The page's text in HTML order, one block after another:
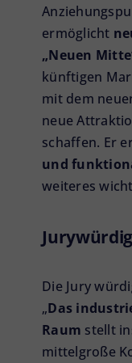
ermöglicht
„Neuen
künftigen
mit dem
neue
schaffen. Er
und
weiteres
Die Jury
„Das
Raum stellt
mittelgroße